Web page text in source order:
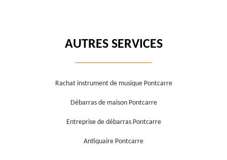
AUTRES SERVICES
Rachat instrument de musique Pontcarre
Débarras de maison Pontcarre
Entreprise de débarras Pontcarre
Antiquaire Pontcarre